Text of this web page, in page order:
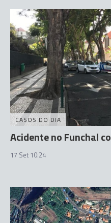
CASOS DO DIA
Acidente no Funchal
17 Set 10:24